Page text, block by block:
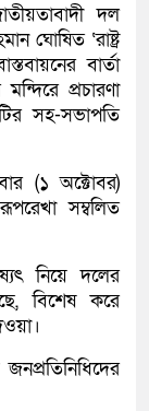
দল
ঘোষিত ‘রাষ্ট্র
বার্তা
প্রচারণা
সহ-সভাপতি
(১ অক্টোবর)
সম্বলিত
নিয়ে দলের
বিশেষ করে